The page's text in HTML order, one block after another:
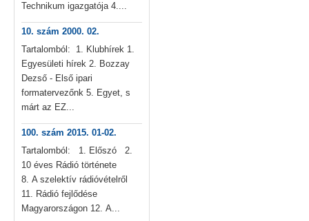
Technikum igazgatója 4....
10. szám 2000. 02.
Tartalomból: 1. Klubhírek 1.
Egyesületi hírek 2. Bozzay
Dezső - Első ipari
formatervezőnk 5. Egyet, s
márt az EZ...
100. szám 2015. 01-02.
Tartalomból: 1. Előszó 2.
10 éves Rádió története
8. A szelektív rádióvételről
11. Rádió fejlődése
Magyarországon 12. A...